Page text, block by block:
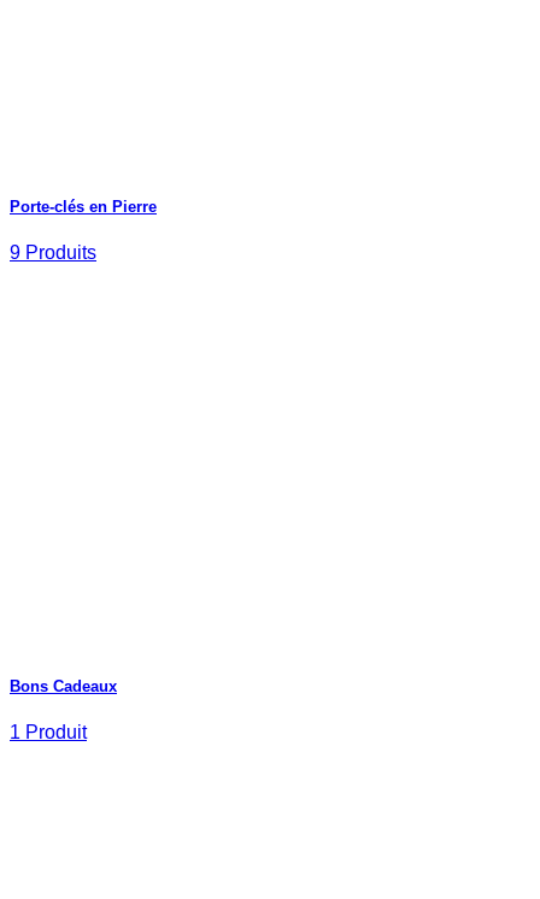
Porte-clés en Pierre
9 Produits
Bons Cadeaux
1 Produit